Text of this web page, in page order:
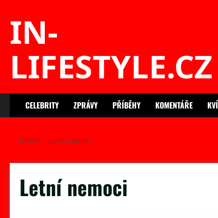
IN-
LIFESTYLE.CZ
CELEBRITY ZPRÁVY PŘÍBĚHY KOMENTÁŘE
Domů Letní nemoci
Letní nemoci